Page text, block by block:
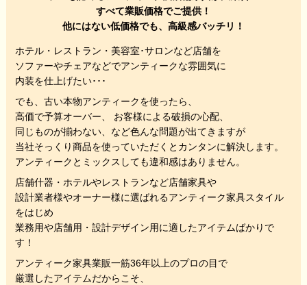
すべて業販価格でご提供！
他にはない低価格でも、高級感バッチリ！
ホテル・レストラン・美容室･サロンなど店舗を
ソファーやチェアなどでアンティークな雰囲気に
内装を仕上げたい･･･
でも、 古い本物アンティークを使ったら、
高価で予算オーバー、 お客様による破損の心配、
同じものが揃わない、 など色んな問題が出てきますが
当社そっくり商品を使っていただくと カンタンに解決します。
アンティークとミックスしても違和感はありません。
店舗什器・ホテルやレストランなど店舗家具や
設計業者様やオーナー様に選ばれるアンティーク家具スタイル
をはじめ
業務用や店舗用・設計デザイン用に適したアイテムばかりで
す！
アンティーク家具業販一筋36年以上のプロの目で
厳選したアイテムだからこそ、